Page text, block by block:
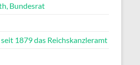
Bundesrat
1879 das Reichskanzleramt